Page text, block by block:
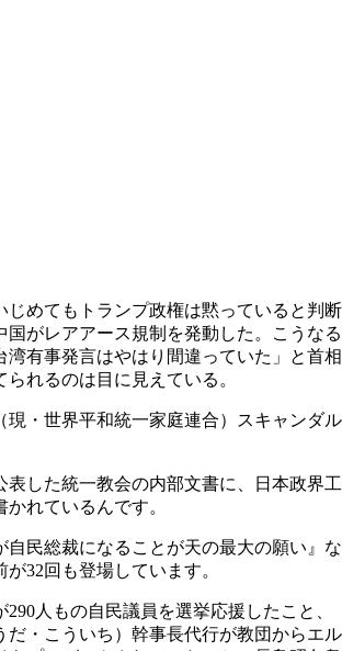
じめてもトランプ政権は黙っていると判断
国がレアアース規制を発動した。こうなる
湾有事発言はやはり間違っていた」と首相
れるのは目に見えている。
現・世界平和統一家庭連合）スキャンダル
表した統一教会の内部文書に、日本政界工
れているんです。
自民総裁になることが天の最大の願い』な
32回も登場しています。
人もの自民議員を選挙応援したこと、
だ・こういち）幹事長代行が教団からエル